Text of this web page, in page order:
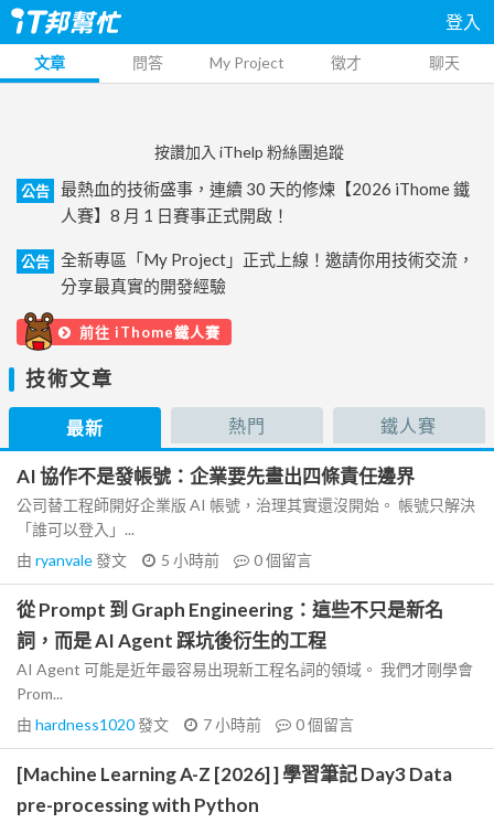
登入
文章 問答 My Project 徵才 聊天
按讚加入 iThelp 粉絲團追蹤
公告
最熱血的技術盛事，連續 30 天的修煉【2026 iThome 鐵
人賽】8 月 1 日賽事正式開啟！
公告
全新專區「My Project」正式上線！邀請你用技術交流，
分享最真實的開發經驗
前往 iThome鐵人賽
技術文章
最新 熱門 鐵人賽
AI 協作不是發帳號：企業要先畫出四條責任邊界
公司替工程師開好企業版 AI 帳號，治理其實還沒開始。 帳號只解決
「誰可以登入」...
由 ryanvale發文 5 小時前 0個留言
從 Prompt 到 Graph Engineering：這些不只是新名
詞，而是 AI Agent 踩坑後衍生的工程
AI Agent 可能是近年最容易出現新工程名詞的領域。 我們才剛學會
Prom...
由 hardness1020發文 7 小時前 0個留言
[Machine Learning A-Z [2026] ] 學習筆記 Day3 Data
pre-processing with Python